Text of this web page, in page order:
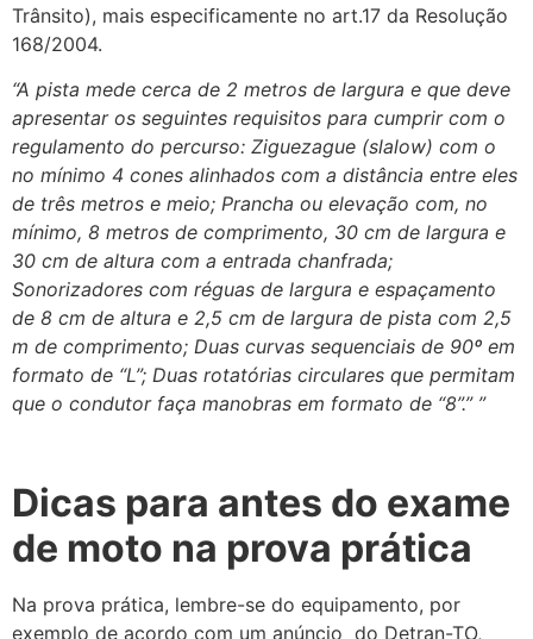
Trânsito), mais especificamente no art.17 da Resolução
168/2004.
“A pista mede cerca de 2 metros de largura e que deve
apresentar os seguintes requisitos para cumprir com o
regulamento do percurso: Ziguezague (slalow) com o
no mínimo 4 cones alinhados com a distância entre eles
de três metros e meio; Prancha ou elevação com, no
mínimo, 8 metros de comprimento, 30 cm de largura e
30 cm de altura com a entrada chanfrada;
Sonorizadores com réguas de largura e espaçamento
de 8 cm de altura e 2,5 cm de largura de pista com 2,5
m de comprimento; Duas curvas sequenciais de 90º em
formato de “L”; Duas rotatórias circulares que permitam
que o condutor faça manobras em formato de “8”.” ”
Dicas para antes do exame
de moto na prova prática
Na prova prática, lembre-se do equipamento, por
exemplo de acordo com um anúncio do Detran-TO,